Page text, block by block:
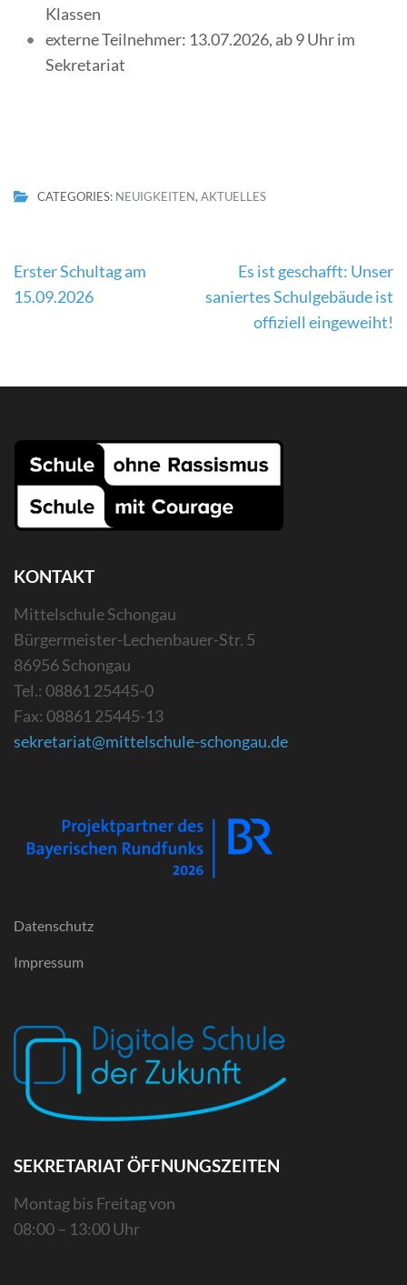
Klassen
externe Teilnehmer: 13.07.2026, ab 9 Uhr im
Sekretariat
CATEGORIES: NEUIGKEITEN, AKTUELLES
Beitragsnavigation
Erster Schultag am
15.09.2026
Es ist geschafft: Unser
saniertes Schulgebäude ist
offiziell eingeweiht!
KONTAKT
Mittelschule Schongau
Bürgermeister-Lechenbauer-Str. 5
86956 Schongau
Tel.: 08861 25445-0
Fax: 08861 25445-13
sekretariat@mittelschule-schongau.de
Datenschutz
Impressum
SEKRETARIAT ÖFFNUNGSZEITEN
Montag bis Freitag von
08:00 – 13:00 Uhr